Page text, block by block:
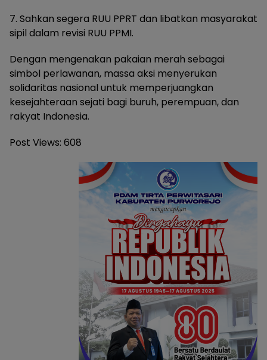
7. Sahkan segera RUU PPRT dan libatkan masyarakat
sipil dalam revisi RUU PPMI.
Dengan mengenakan pakaian merah sebagai
simbol perlawanan, massa aksi menyerukan
solidaritas nasional untuk memperjuangkan
kesejahteraan sejati bagi buruh, perempuan, dan
rakyat Indonesia.
Post Views: 608